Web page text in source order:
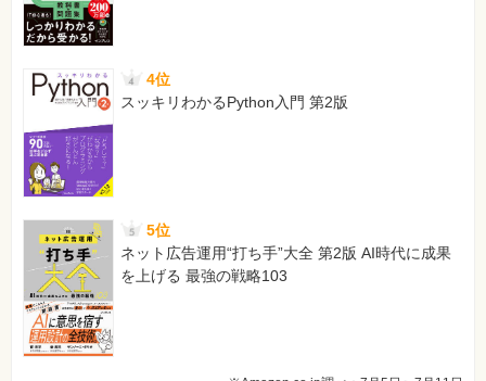
4位
スッキリわかるPython入門 第2版
5位
ネット広告運用“打ち手”大全 第2版 AI時代に成果
を上げる 最強の戦略103